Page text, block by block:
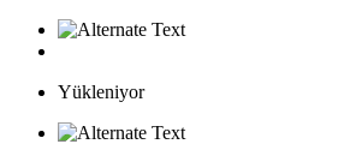
Yükleniyor